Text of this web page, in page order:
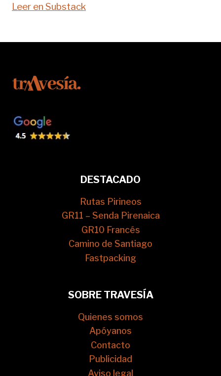
Leer en Substack
DESTACADO
Rutas Pirineos
GR11 – Senda Pirenaica
GR10 Francés
Camino de Santiago
Fastpacking
SOBRE TRAVESÍA
Quienes somos
Apóyanos
Contacto
Publicidad
Aviso legal